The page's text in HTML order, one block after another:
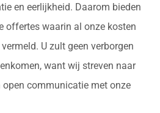
en eerlijkheid. Daarom bieden
offertes waarin al onze kosten
U zult geen verborgen
want wij streven naar
open communicatie met onze